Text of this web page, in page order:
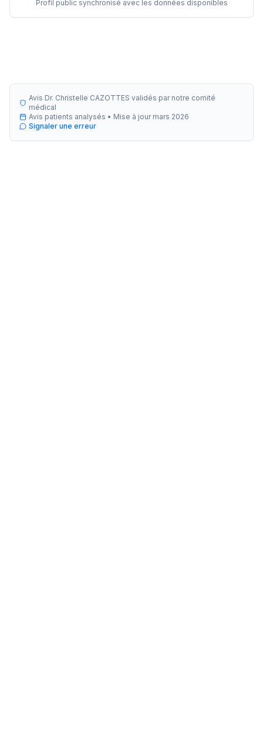
Profil public synchronisé avec les données disponibles
Avis Dr. Christelle CAZOTTES validés par notre comité
médical
Avis patients analysés • Mise à jour mars 2026
Signaler une erreur